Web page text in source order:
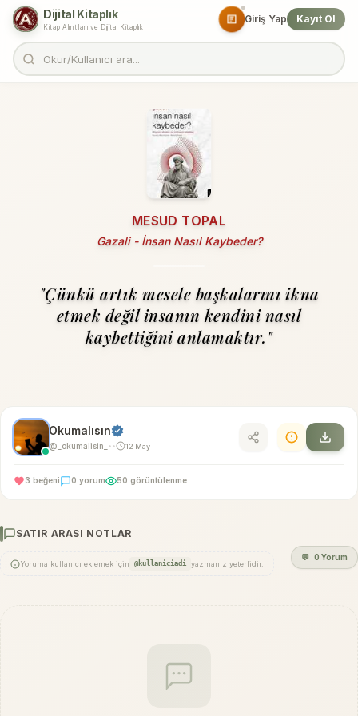
Dijital Kitaplık
Kitap Alıntıları ve Dijital Kitaplık
Giriş Yap Kayıt Ol
MESUD TOPAL
Gazali - İnsan Nasıl Kaybeder?
"Çünkü artık mesele başkalarını ikna
etmek değil insanın kendini nasıl
kaybettiğini anlamaktır."
Okumalısın
@_okumalisin_ • • 12 May
3 beğeni 0 yorum 50 görüntülenme
SATIR ARASI NOTLAR
Yoruma kullanıcı eklemek için @kullaniciadi yazmanız yeterlidir.
💬 0 Yorum